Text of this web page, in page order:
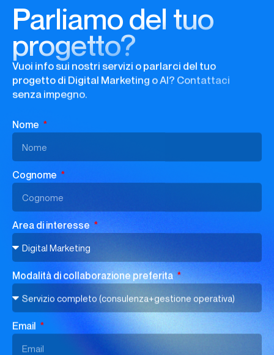
Parliamo del tuo
progetto?
Vuoi info sui nostri servizi o parlarci del tuo
progetto di Digital Marketing o AI? Contattaci
senza impegno.
Nome
Cognome
Area di interesse
Modalità di collaborazione preferita
Email